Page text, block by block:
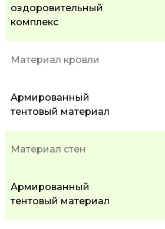
оздоровительный
комплекс
Материал кровли
Армированный
тентовый материал
Материал стен
Армированный
тентовый материал